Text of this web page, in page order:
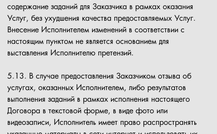
содержание заданий для Заказчика в рамках оказания
Услуг, без ухудшения качества предоставляемых Услуг.
Внесение Исполнителем изменений в соответствии с
настоящим пунктом не является основанием для
выставления Исполнителю претензий.
5.13. В случае предоставления Заказчиком отзыва об
услугах, оказанных Исполнителем, либо результатов
выполнения заданий в рамках исполнения настоящего
Договора в текстовой форме, в виде фото или
видеозаписи, Исполнитель имеет право распространять